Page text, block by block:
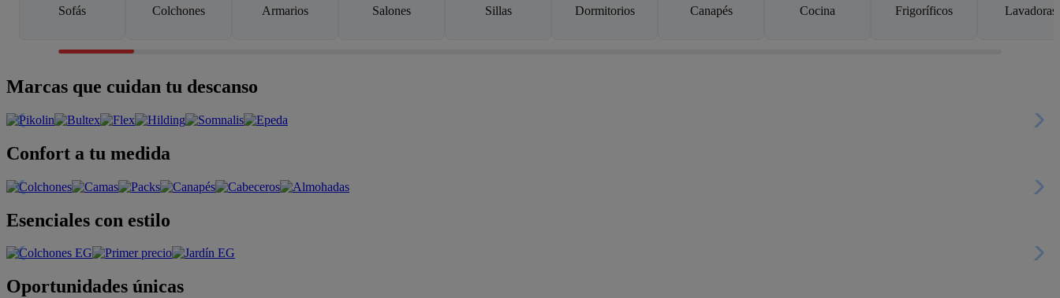
Sofás Colchones Armarios Salones Sillas Dormitorios Canapés Cocina Frigoríficos Lavadoras
Marcas que cuidan tu descanso
Confort a tu medida
Esenciales con estilo
Oportunidades únicas